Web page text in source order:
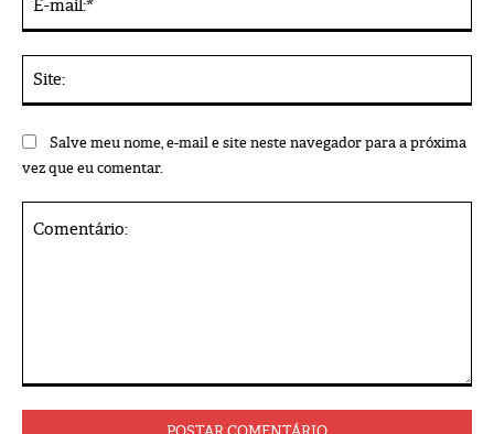
Salve meu nome, e-mail e site neste navegador para a próxima
vez que eu comentar.